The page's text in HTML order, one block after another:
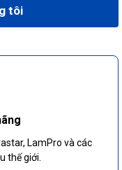
tôi
LamPro và các
thế giới.